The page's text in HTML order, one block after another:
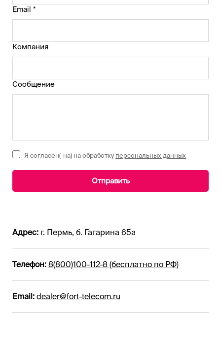
Email *
Компания
Сообщение
Отправить
Я согласен(-на) на обработку персональных данных
Адрес: г. Пермь, б. Гагарина 65а
Телефон: 8(800)100-112-8 (бесплатно по РФ)
Email: dealer@fort-telecom.ru